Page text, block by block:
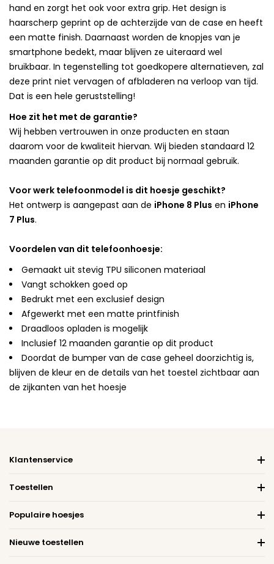
hand en zorgt het ook voor extra grip. Het design is
haarscherp geprint op de achterzijde van de case en heeft
een matte finish. Daarnaast worden de knopjes van je
smartphone bedekt, maar blijven ze uiteraard wel
bruikbaar. In tegenstelling tot goedkopere alternatieven, zal
deze print niet vervagen of afbladeren na verloop van tijd.
Dat is een hele geruststelling!
Hoe zit het met de garantie?
Wij hebben vertrouwen in onze producten en staan
daarom voor de kwaliteit hiervan. Wij bieden standaard 12
maanden garantie op dit product bij normaal gebruik.
Voor werk telefoonmodel is dit hoesje geschikt?
Het ontwerp is aangepast aan de iPhone 8 Plus en iPhone
7 Plus.
Voordelen van dit telefoonhoesje:
Gemaakt uit stevig TPU siliconen materiaal
Vangt schokken goed op
Bedrukt met een exclusief design
Afgewerkt met een matte printfinish
Draadloos opladen is mogelijk
Inclusief 12 maanden garantie op dit product
Doordat de bumper van de case geheel doorzichtig is,
blijven de kleur en de details van het toestel zichtbaar aan
de zijkanten van het hoesje
Klantenservice
Toestellen
Populaire hoesjes
Nieuwe toestellen